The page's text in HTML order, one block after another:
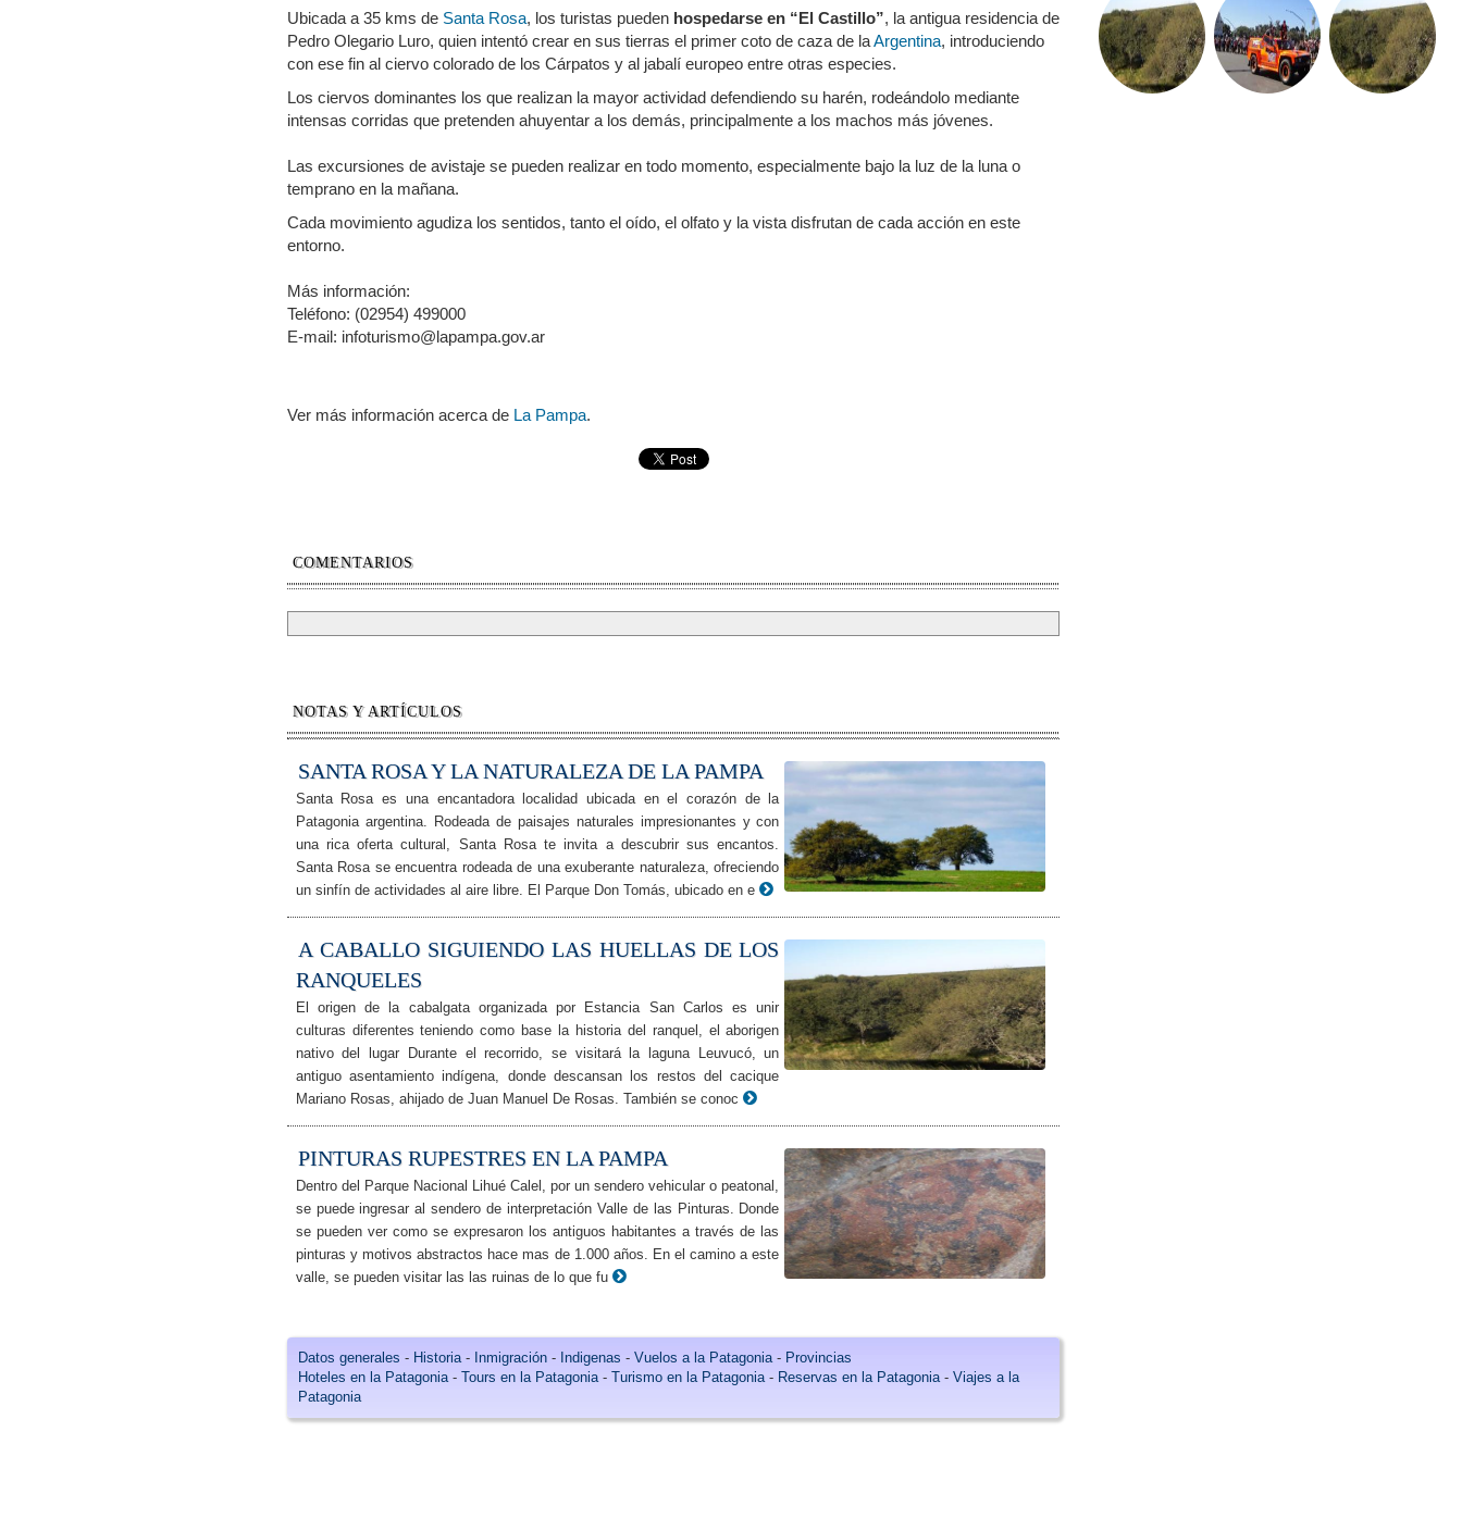
Ubicada a 35 kms de Santa Rosa, los turistas pueden hospedarse en “El Castillo”, la antigua residencia de
Pedro Olegario Luro, quien intentó crear en sus tierras el primer coto de caza de laArgentina, introduciendo
con ese fin al ciervo colorado de los Cárpatos y al jabalí europeo entre otras especies.
Los ciervos dominantes los que realizan la mayor actividad defendiendo su harén, rodeándolo mediante
intensas corridas que pretenden ahuyentar a los demás, principalmente a los machos más jóvenes.
Las excursiones de avistaje se pueden realizar en todo momento, especialmente bajo la luz de la luna o
temprano en la mañana.
Cada movimiento agudiza los sentidos, tanto el oído, el olfato y la vista disfrutan de cada acción en este
entorno.
Más información:
Teléfono: (02954) 499000
E-mail: infoturismo@lapampa.gov.ar
Ver más información acerca de La Pampa.
COMENTARIOS
NOTAS Y ARTÍCULOS
SANTA ROSA Y LA NATURALEZA DE LA PAMPA
Santa Rosa es una encantadora localidad ubicada en el corazón de la
Patagonia argentina. Rodeada de paisajes naturales impresionantes y con
una rica oferta cultural, Santa Rosa te invita a descubrir sus encantos.
Santa Rosa se encuentra rodeada de una exuberante naturaleza, ofreciendo
un sinfín de actividades al aire libre. El Parque Don Tomás, ubicado en e
A CABALLO SIGUIENDO LAS HUELLAS DE LOS
RANQUELES
El origen de la cabalgata organizada por Estancia San Carlos es unir
culturas diferentes teniendo como base la historia del ranquel, el aborigen
nativo del lugar Durante el recorrido, se visitará la laguna Leuvucó, un
antiguo asentamiento indígena, donde descansan los restos del cacique
Mariano Rosas, ahijado de Juan Manuel De Rosas. También se conoc
PINTURAS RUPESTRES EN LA PAMPA
Dentro del Parque Nacional Lihué Calel, por un sendero vehicular o peatonal,
se puede ingresar al sendero de interpretación Valle de las Pinturas. Donde
se pueden ver como se expresaron los antiguos habitantes a través de las
pinturas y motivos abstractos hace mas de 1.000 años. En el camino a este
valle, se pueden visitar las las ruinas de lo que fu
Datos generales - Historia- Inmigración- Indigenas - Vuelos a la Patagonia- Provincias
Hoteles en la Patagonia- Tours en la Patagonia- Turismo en la Patagonia- Reservas en la Patagonia- Viajes a la
Patagonia